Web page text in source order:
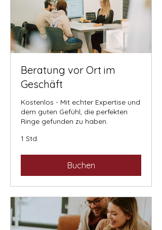
Beratung vor Ort im
Geschäft
Kostenlos - Mit echter Expertise und
dem guten Gefühl, die perfekten
Ringe gefunden zu haben.
1 Std.
Buchen